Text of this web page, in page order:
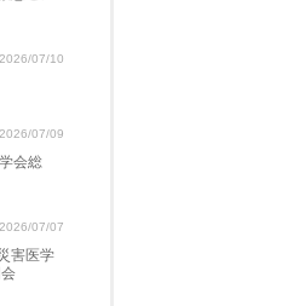
2026/07/10
2026/07/09
会総
2026/07/07
害医学